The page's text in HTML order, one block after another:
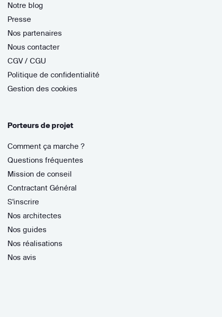
Notre blog
Presse
Nos partenaires
Nous contacter
CGV / CGU
Politique de confidentialité
Gestion des cookies
Porteurs de projet
Comment ça marche ?
Questions fréquentes
Mission de conseil
Contractant Général
S'inscrire
Nos architectes
Nos guides
Nos réalisations
Nos avis